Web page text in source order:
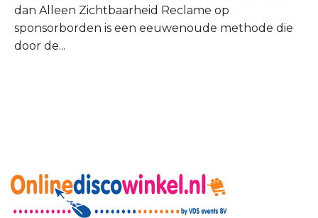
dan Alleen Zichtbaarheid Reclame op
sponsorborden is een eeuwenoude methode die
door de...